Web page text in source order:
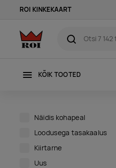
ROI KINKEKAART
KÕIK TOOTED
Näidis kohapeal
Loodusega tasakaalus
Kiirtarne
Uus